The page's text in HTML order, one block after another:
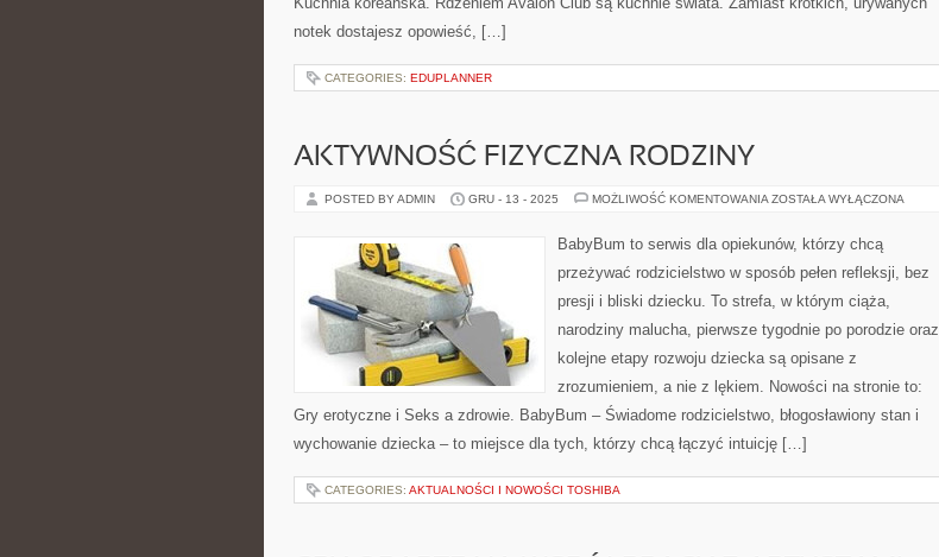
notek dostajesz opowieść, […]
CATEGORIES: EDUPLANNER
AKTYWNOŚĆ FIZYCZNA RODZINY
POSTED BY ADMIN GRU - 13 - 2025 MOŻLIWOŚĆ KOMENTOWANIA AKTYWNOŚĆ
ZOSTAŁA WYŁĄCZONA
BabyBum to serwis dla opiekunów, którzy chcą
przeżywać rodzicielstwo w sposób pełen refleksji, bez
presji i bliski dziecku. To strefa, w którym ciąża,
narodziny malucha, pierwsze tygodnie po porodzie oraz
kolejne etapy rozwoju dziecka są opisane z
zrozumieniem, a nie z lękiem. Nowości na stronie to:
Gry erotyczne i Seks a zdrowie. BabyBum – Świadome rodzicielstwo, błogosławiony stan i
wychowanie dziecka – to miejsce dla tych, którzy chcą łączyć intuicję […]
CATEGORIES: AKTUALNOŚCI I NOWOŚCI TOSHIBA